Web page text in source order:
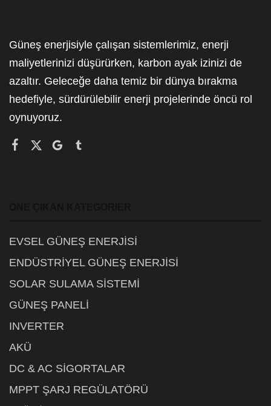
Güneş enerjisiyle çalışan sistemlerimiz, enerji
maliyetlerinizi düşürürken, karbon ayak izinizi de
azaltır. Geleceğe daha temiz bir dünya bırakma
hedefiyle, sürdürülebilir enerji projelerinde öncü rol
oynuyoruz.
EVSEL GÜNEŞ ENERJİSİ
ENDÜSTRİYEL GÜNEŞ ENERJİSİ
SOLAR SULAMA SİSTEMİ
GÜNEŞ PANELİ
INVERTER
AKÜ
DC & AC SİGORTALAR
MPPT ŞARJ REGÜLATÖRÜ